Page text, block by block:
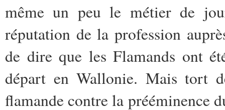
même un peu le métier de
réputation de la profession
de dire que les Flamands ont
départ en Wallonie. Mais tort
flamande contre la prééminence